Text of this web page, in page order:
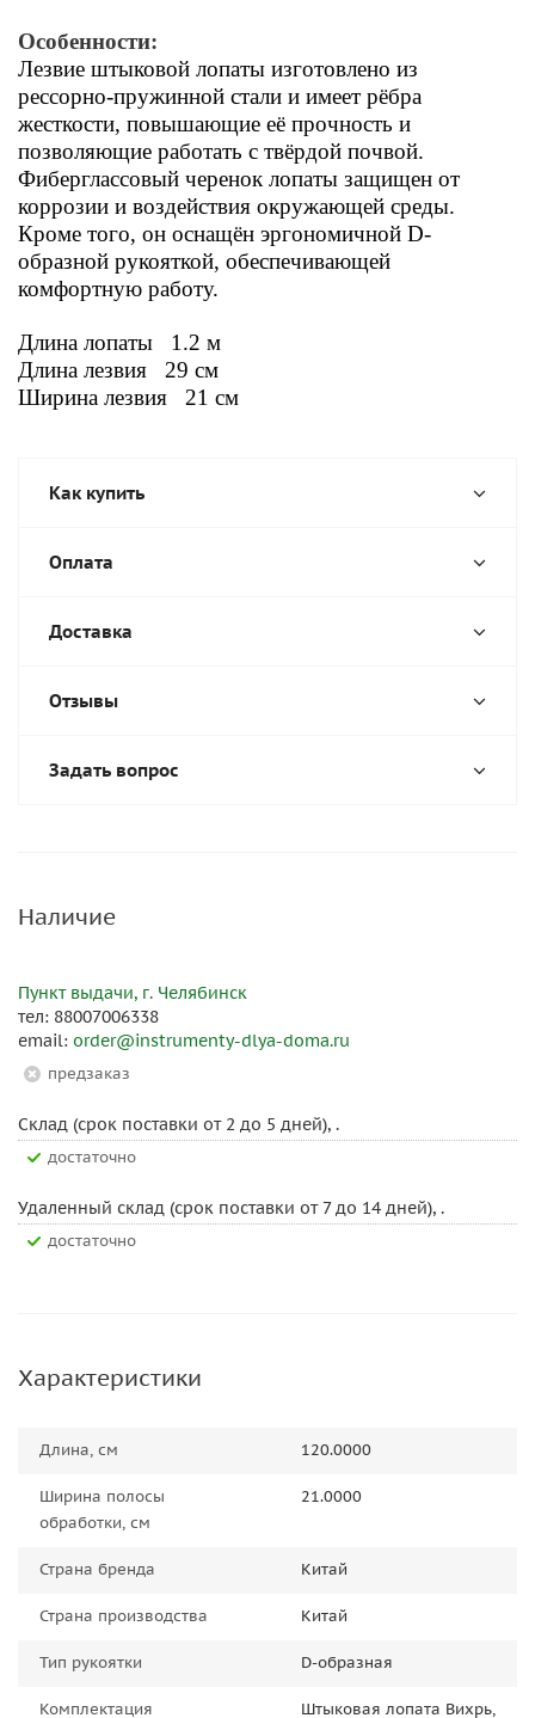
Особенности:
Лезвие штыковой лопаты изготовлено из
рессорно-пружинной стали и имеет рёбра
жесткости, повышающие её прочность и
позволяющие работать с твёрдой почвой.
Фиберглассовый черенок лопаты защищен от
коррозии и воздействия окружающей среды.
Кроме того, он оснащён эргономичной D-
образной рукояткой, обеспечивающей
комфортную работу.
Длина лопаты 1.2 м
Длина лезвия 29 см
Ширина лезвия 21 см
Как купить
Оплата
Доставка
Отзывы
Задать вопрос
Наличие
Пункт выдачи, г. Челябинск
тел: 88007006338
email: order@instrumenty-dlya-doma.ru
Предзаказ
Склад (срок поставки от 2 до 5 дней), .
Достаточно
Удаленный склад (срок поставки от 7 до 14 дней), .
Достаточно
Характеристики
Длина, см 120.0000
Ширина полосы
обработки, см
21.0000
Страна бренда Китай
Страна производства Китай
Тип рукоятки D-образная
Комплектация Штыковая лопата Вихрь,